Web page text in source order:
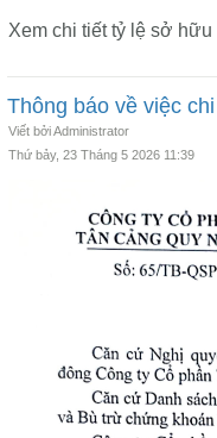
Xem chi tiết tỷ lệ sở
Thông báo về việc
Viết bởi Administrator
Thứ bảy, 23 Tháng 5 2026 11:39